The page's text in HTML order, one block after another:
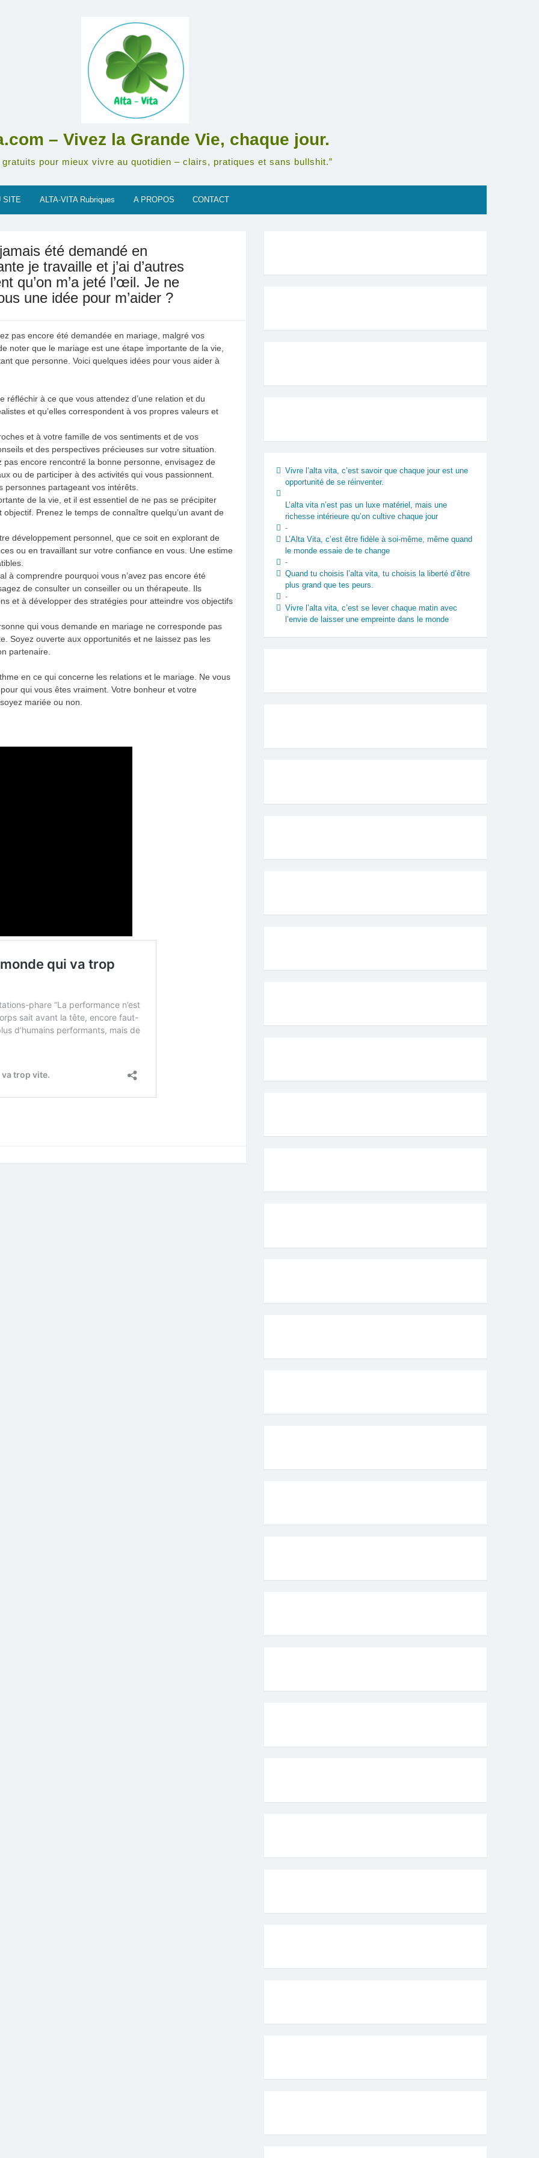
– Vivez la Grande Vie, chaque jour.
gratuits pour mieux vivre au quotidien – clairs, pratiques et sans bullshit.”
SITE ALTA-VITA Rubriques A PROPOS CONTACT
été demandé en
je travaille et j’ai d’autres
qu’on m’a jeté l’œil. Je ne
une idée pour m’aider ?
pas encore été demandée en mariage, malgré vos
noter que le mariage est une étape importante de la vie,
que personne. Voici quelques idées pour vous aider à
réfléchir à ce que vous attendez d’une relation et du
et qu’elles correspondent à vos propres valeurs et
et à votre famille de vos sentiments et de vos
et des perspectives précieuses sur votre situation.
pas encore rencontré la bonne personne, envisagez de
ou de participer à des activités qui vous passionnent.
partageant vos intérêts.
de la vie, et il est essentiel de ne pas se précipiter
Prenez le temps de connaître quelqu’un avant de
développement personnel, que ce soit en explorant de
ou en travaillant sur votre confiance en vous. Une estime
à comprendre pourquoi vous n’avez pas encore été
de consulter un conseiller ou un thérapeute. Ils
et à développer des stratégies pour atteindre vos objectifs
qui vous demande en mariage ne corresponde pas
Soyez ouverte aux opportunités et ne laissez pas les
partenaire.
en ce qui concerne les relations et le mariage. Ne vous
qui vous êtes vraiment. Votre bonheur et votre
mariée ou non.
Vivre l’alta vita, c’est savoir que chaque jour est une
opportunité de se réinventer.
L’alta vita n’est pas un luxe matériel, mais une
richesse intérieure qu’on cultive chaque jour
-
L’Alta Vita, c’est être fidèle à soi-même, même quand
le monde essaie de te change
-
Quand tu choisis l’alta vita, tu choisis la liberté d’être
plus grand que tes peurs.
-
Vivre l’alta vita, c’est se lever chaque matin avec
l’envie de laisser une empreinte dans le monde